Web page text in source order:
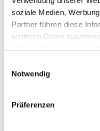
soziale Medien,
Partner führen diese
weiteren Daten
haben oder die sie im
Notwendig
Präferenzen
white
Gem